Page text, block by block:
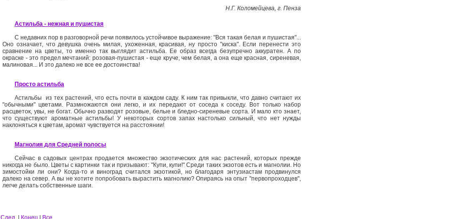
Н.Г. Коломейцева, г. Пенза
Астильба - нежная и пушистая
С недавних пор в разговорной речи появилось устойчивое выражение: "Вся такая белая и пушистая"...
Оно означает, что девушка очень милая, ухоженная, красивая, ну просто "киска". Если перенести это
сравнение на цветы, то именно так выглядит астильба. Ее образ всегда безупречно аккуратен. А по
окраске - это предел мечтаний: розовая-пушистая - еще круче, чем белая, а она еще красная, сиреневая,
малиновая... И это далеко не все ее достоинства!
Просто астильба
Астильбы ­ из тех растений, что есть почти в каждом саду. К ним так привыкли, что давно считают их
"обычными" цветами. Размножаются они легко, и их передают от соседа к соседу. Вот только набор
расцветок, увы, не богат. Обычно разводят розовые, белые и бледно-­сиреневые сорта. И мало кто знает,
что существуют ароматные астильбы! У некоторых сортов запах настолько сильный, что нет нужды
наклоняться к цветам, аромат чувствуется на расстоянии!
Магнолия для Средней полосы
Сейчас в садовых центрах продается множество экзотических для нас растений, которых прежде
никогда не было. Цветы с картинки так и призывают: "Купи, купи!" Среди таких экзотов есть и магнолии. Но
зимостойки ли они? Когда-­то и виноград считался экзотикой, но благодаря энтузиастам продвинулся
далеко на север. А вы не хотите попробовать вырастить магнолию? Опираясь на опыт "первопроходцев",
легче делать собственные шаги.
След. Конец Все